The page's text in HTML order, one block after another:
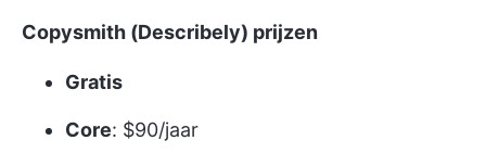
Copysmith (Describely) prijzen
Gratis
Core: $90/jaar